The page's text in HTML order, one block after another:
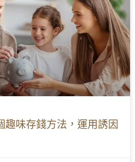
趣味存錢方法，運用誘因